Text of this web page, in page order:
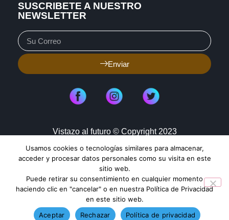
SUSCRIBETE A NUESTRO
NEWSLETTER
Enviar
Vistazo al futuro © Copyright 2023
Aviso de Privacidad
Política de Cookies
Mapa de Sitio
TENDENCIAS HOY
Usamos cookies o tecnologías similares para almacenar,
acceder y procesar datos personales como su visita en este
sitio web.
Puede retirar su consentimiento en cualquier momento
haciendo clic en "cancelar" o en nuestra Política de Privacidad
en este sitio web.
Aceptar
Rechazar Política de privacidad